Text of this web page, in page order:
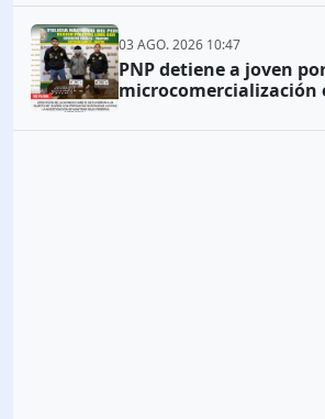
03 AGO. 2026 10:47
PNP detiene a joven
microcomercialización